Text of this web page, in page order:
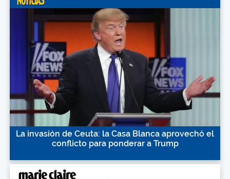
La invasión de Ceuta: la Casa Blanca aprovechó el
conflicto para ponderar a Trump